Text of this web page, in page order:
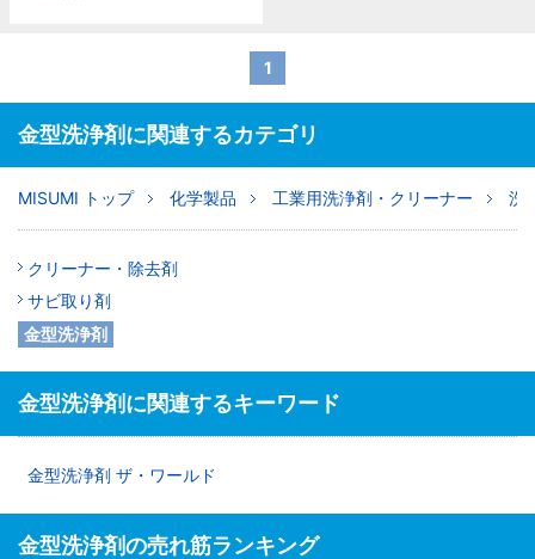
1
金型洗浄剤に関連するカテゴリ
MISUMI トップ 化学製品 工業用洗浄剤・クリーナー 洗
クリーナー・除去剤
サビ取り剤
金型洗浄剤
金型洗浄剤に関連するキーワード
金型洗浄剤 ザ・ワールド
金型洗浄剤の売れ筋ランキング